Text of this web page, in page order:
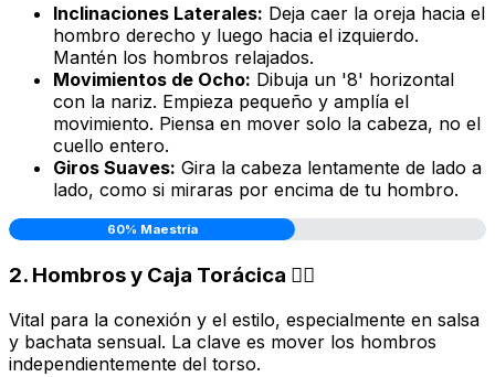
Inclinaciones Laterales: Deja caer la oreja hacia el
hombro derecho y luego hacia el izquierdo.
Mantén los hombros relajados.
Movimientos de Ocho: Dibuja un '8' horizontal
con la nariz. Empieza pequeño y amplía el
movimiento. Piensa en mover solo la cabeza, no el
cuello entero.
Giros Suaves: Gira la cabeza lentamente de lado a
lado, como si miraras por encima de tu hombro.
60% Maestría
2. Hombros y Caja Torácica 🧍‍♂️
Vital para la conexión y el estilo, especialmente en salsa
y bachata sensual. La clave es mover los hombros
independientemente del torso.